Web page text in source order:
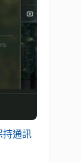
持通訊